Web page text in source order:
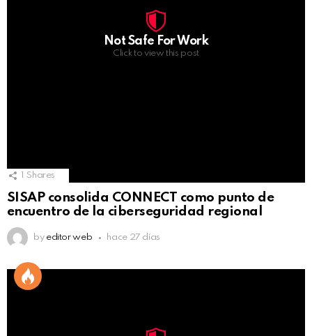
Not Safe For Work
Click to view this post
Shares
SISAP consolida CONNECT como punto de
encuentro de la ciberseguridad regional
by editor web hace 27 días